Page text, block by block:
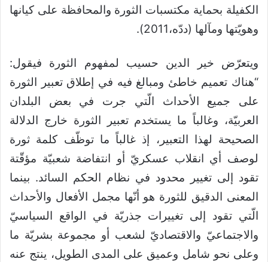
الكفيلة بحماية مكتسبات الثورة والمحافظة على كيانها
وهويّتها ومآلها (ددّه،2011).
ويتعرّض خير الدين حسيب لمفهوم الثورة فيقول:
“هناك تعميم خاطئ ومبالغ فيه في إطلاق تعبير الثورة
على جميع الأحداث الّتي جرت في بعض البلدان
العربيّة، وغالباً ما يستخدم تعبير الثورة خارج الدلالة
الصحيحة لهذا التعبير، إذ غالباً ما توظّف كلمة ثورة
لوصف أي انقلاب عسكريّ أو انتفاضة شعبيّة مؤقّتة
تقود إلى تغيير محدود في نظام الحكم السائد. بينما
المعنى الدقيق للثورة هو أنّها مجمل الأفعال والأحداث
الّتي تقود إلى تغييرات جذريّة في الواقع السياسيّ
والاجتماعيّ والاقتصاديّ لشعب أو مجموعة بشريّة ما
وعلى نحو شامل وعميق على المدى الطويل، ينتج عنه